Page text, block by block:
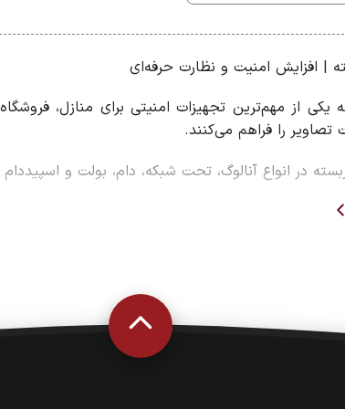
| افزایش امنیت و نظارت حرفه‌ای
یکی از مهم‌ترین تجهیزات امنیتی برای منازل،
در انواع آنالوگ، تحت شبکه، دام، بولت و
نصب کنیم؟
مداربسته